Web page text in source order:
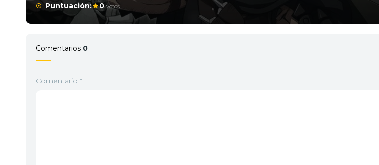
Puntuación:
0 votos
Comentarios 0
Comentario *